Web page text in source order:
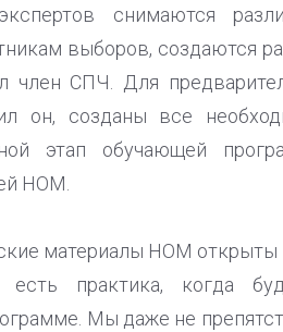
снимаются
выборов, создаются
член СПЧ. Для
он, созданы все
этап обучающей
НОМ.
материалы НОМ открыты
есть практика, когда
Мы даже не